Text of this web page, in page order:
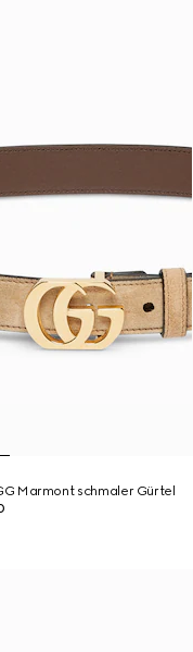
Marmont schmaler Gürtel